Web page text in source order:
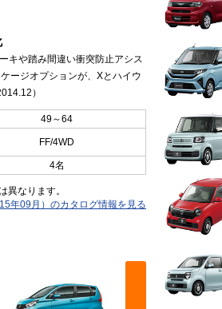
キや踏み間違い衝突防止アシス
ージオプションが、Xとハイウ
）
49～64
FF/4WD
4名
なります。
年09月）のカタログ情報を見る